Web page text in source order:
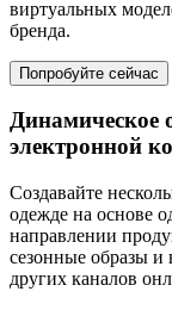
виртуальных
бренда.
Попробуйте сейчас
Динамическое
электронной
Создавайте
одежде на основе
направлении
сезонные образы и
других каналов